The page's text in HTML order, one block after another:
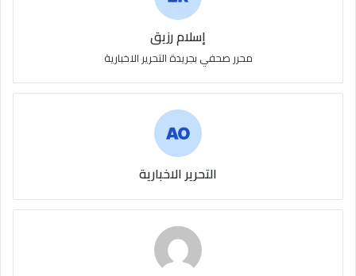
إسلام رزيق
محرر صحفي بجريدة التحرير الاخبارية
التحرير الاخبارية